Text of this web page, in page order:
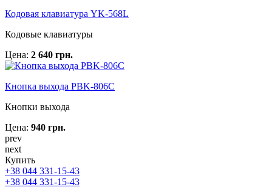
Кодовая клавиатура YK-568L
Кодовые клавиатуры
Цена: 2 640 грн.
Кнопка выхода PBK-806C
Кнопки выхода
Цена: 940 грн.
prev
next
Купить
+38 044 331-15-43
+38 044 331-15-43